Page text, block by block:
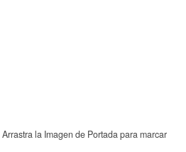
Arrastra la Imagen de Portada para marcar